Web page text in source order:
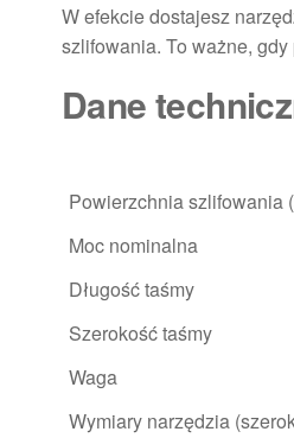
W efekcie dostajesz
szlifowania. To ważne,
Dane
Powierzchnia szlifowania
Moc nominalna
Długość taśmy
Szerokość taśmy
Waga
Wymiary narzędzia